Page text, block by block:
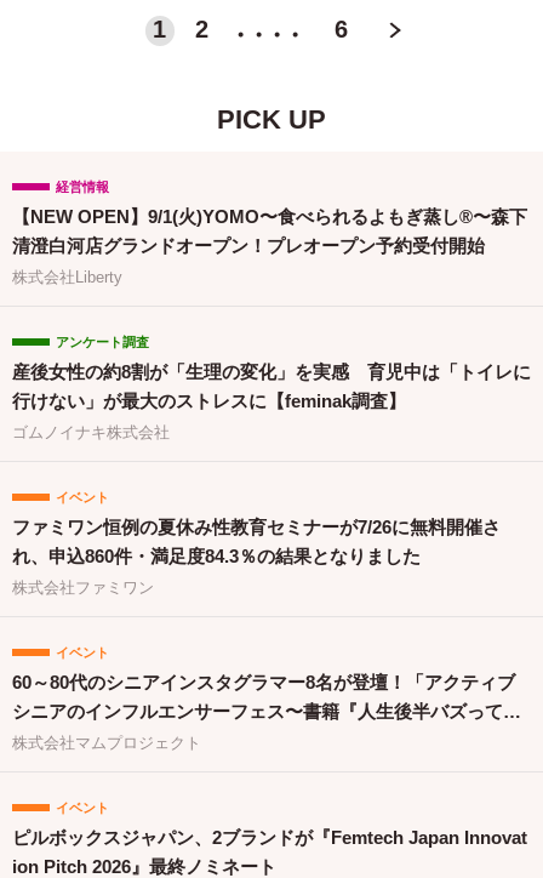
1 2 6 ＞
PICK UP
経営情報
【NEW OPEN】9/1(火)YOMO〜食べられるよもぎ蒸し®〜森下
清澄白河店グランドオープン！プレオープン予約受付開始
株式会社Liberty
アンケート調査
産後女性の約8割が「生理の変化」を実感 育児中は「トイレに
行けない」が最大のストレスに【feminak調査】
ゴムノイナキ株式会社
イベント
ファミワン恒例の夏休み性教育セミナーが7/26に無料開催さ
れ、申込860件・満足度84.3％の結果となりました
株式会社ファミワン
イベント
60～80代のシニアインスタグラマー8名が登壇！「アクティブ
シニアのインフルエンサーフェス〜書籍『人生後半バズってま
す！』出版祝〜」を開催
株式会社マムプロジェクト
イベント
ピルボックスジャパン、2ブランドが『Femtech Japan Innovat
ion Pitch 2026』最終ノミネート